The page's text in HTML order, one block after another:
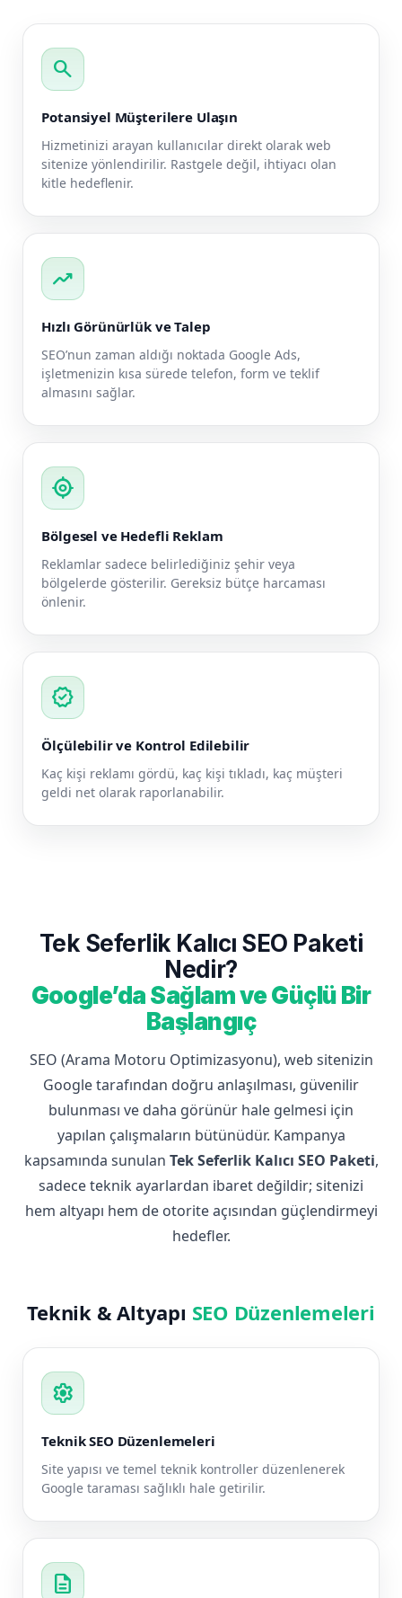
search
Potansiyel Müşterilere Ulaşın
Hizmetinizi arayan kullanıcılar direkt olarak web
sitenize yönlendirilir. Rastgele değil, ihtiyacı olan
kitle hedeflenir.
trending_up
Hızlı Görünürlük ve Talep
SEO’nun zaman aldığı noktada Google Ads,
işletmenizin kısa sürede telefon, form ve teklif
almasını sağlar.
my_location
Bölgesel ve Hedefli Reklam
Reklamlar sadece belirlediğiniz şehir veya
bölgelerde gösterilir. Gereksiz bütçe harcaması
önlenir.
verified
Ölçülebilir ve Kontrol Edilebilir
Kaç kişi reklamı gördü, kaç kişi tıkladı, kaç müşteri
geldi net olarak raporlanabilir.
Tek Seferlik Kalıcı SEO Paketi
Nedir?
Google’da Sağlam ve Güçlü Bir
Başlangıç
SEO (Arama Motoru Optimizasyonu), web sitenizin
Google tarafından doğru anlaşılması, güvenilir
bulunması ve daha görünür hale gelmesi için
yapılan çalışmaların bütünüdür. Kampanya
kapsamında sunulan Tek Seferlik Kalıcı SEO Paketi,
sadece teknik ayarlardan ibaret değildir; sitenizi
hem altyapı hem de otorite açısından güçlendirmeyi
hedefler.
Teknik & Altyapı SEO Düzenlemeleri
settings
Teknik SEO Düzenlemeleri
Site yapısı ve temel teknik kontroller düzenlenerek
Google taraması sağlıklı hale getirilir.
description